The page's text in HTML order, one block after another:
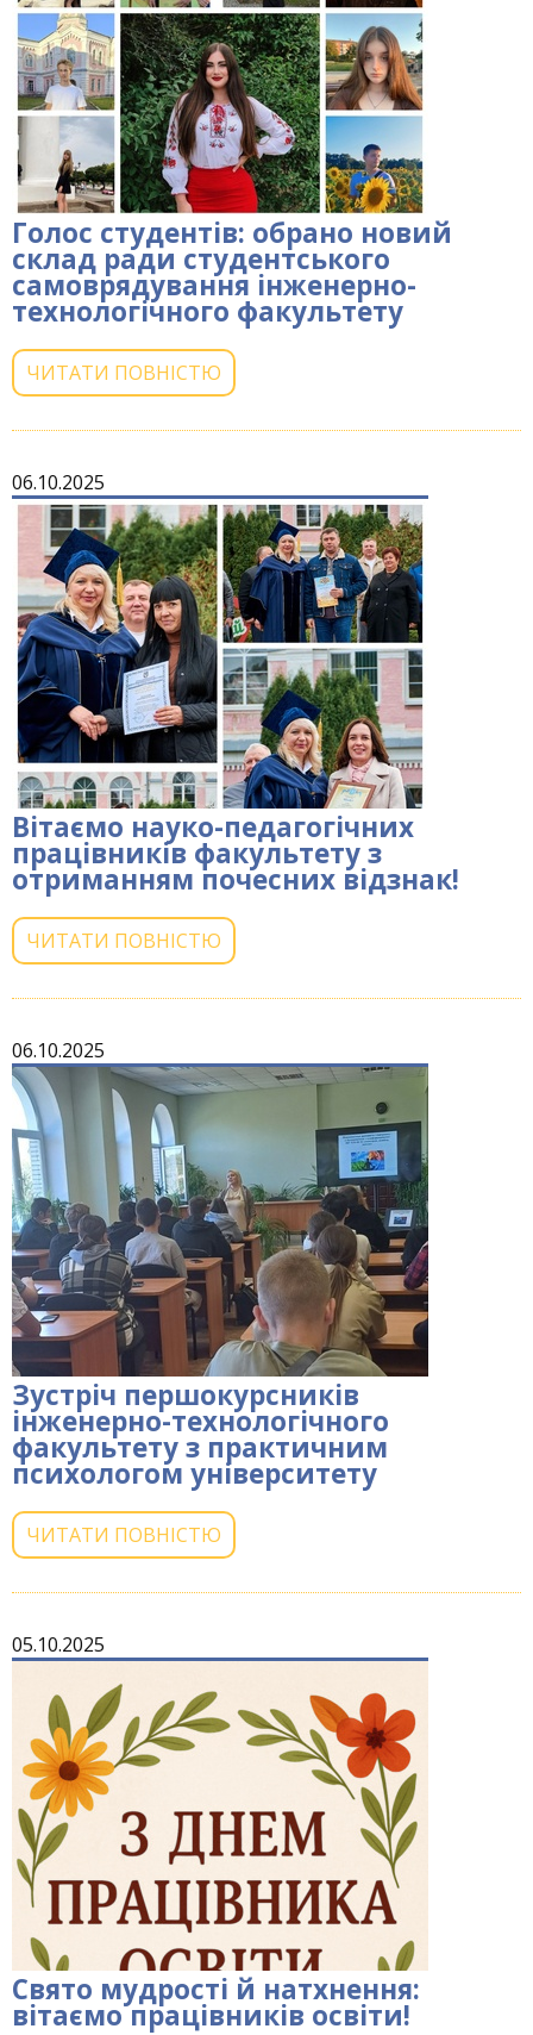
Голос студентів: обрано новий
склад ради студентського
самоврядування інженерно-
технологічного факультету
ЧИТАТИ ПОВНІСТЮ
06.10.2025
Вітаємо науко-педагогічних
працівників факультету з
отриманням почесних відзнак!
ЧИТАТИ ПОВНІСТЮ
06.10.2025
Зустріч першокурсників
інженерно-технологічного
факультету з практичним
психологом університету
ЧИТАТИ ПОВНІСТЮ
05.10.2025
Свято мудрості й натхнення:
вітаємо працівників освіти!